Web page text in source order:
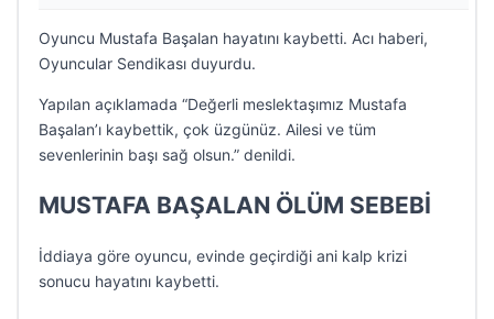
Oyuncu Mustafa Başalan hayatını kaybetti. Acı haberi,
Oyuncular Sendikası duyurdu.
Yapılan açıklamada “Değerli meslektaşımız Mustafa
Başalan’ı kaybettik, çok üzgünüz. Ailesi ve tüm
sevenlerinin başı sağ olsun.” denildi.
MUSTAFA BAŞALAN ÖLÜM SEBEBİ
İddiaya göre oyuncu, evinde geçirdiği ani kalp krizi
sonucu hayatını kaybetti.